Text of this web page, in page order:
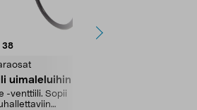
38arvostelut
uimaleluihin
-venttiili. Sopii
viidestä